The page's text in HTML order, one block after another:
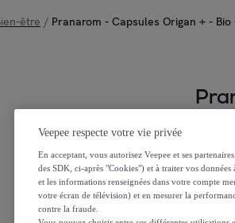
être / Pranarom - Capsules Origan + -
10,
Veepee respecte votre vie privée
En acceptant, vous autorisez Veepee et ses
des SDK, ci-après "Cookies") et à traiter vos
et les informations renseignées dans votre compte
votre écran de télévision) et en mesurer la
contre la fraude.